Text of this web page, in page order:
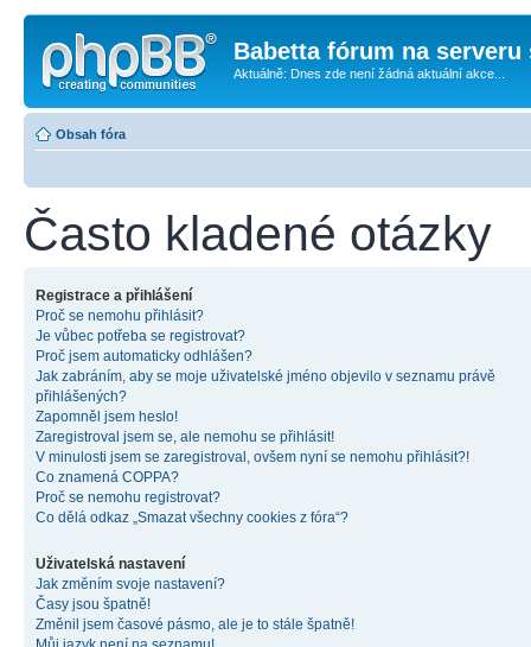
Babetta fórum na serveru
Aktuálně: Dnes zde není žádná aktuální akce...
Obsah fóra
Často kladené otázky
Registrace a přihlášení
Proč se nemohu přihlásit?
Je vůbec potřeba se registrovat?
Proč jsem automaticky odhlášen?
Jak zabráním, aby se moje uživatelské jméno objevilo v seznamu právě
přihlášených?
Zapomněl jsem heslo!
Zaregistroval jsem se, ale nemohu se přihlásit!
V minulosti jsem se zaregistroval, ovšem nyní se nemohu přihlásit?!
Co znamená COPPA?
Proč se nemohu registrovat?
Co dělá odkaz „Smazat všechny cookies z fóra“?
Uživatelská nastavení
Jak změním svoje nastavení?
Časy jsou špatně!
Změnil jsem časové pásmo, ale je to stále špatně!